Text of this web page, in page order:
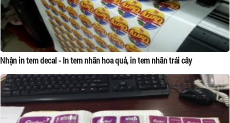
Nhận in tem decal - In tem nhãn hoa quả, in tem nhãn trái cây